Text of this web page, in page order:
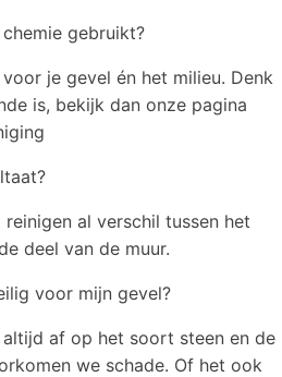
gebruikt?
je gevel én het milieu. Denk
is, bekijk dan onze pagina
al verschil tussen het
deel van de muur.
voor mijn gevel?
af op het soort steen en de
we schade. Of het ook